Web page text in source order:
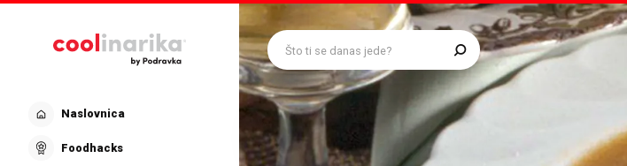
Naslovnica
Foodhacks
Što ti se danas jede?